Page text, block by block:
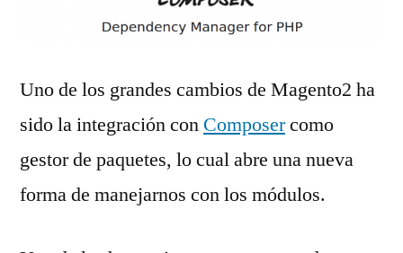
Uno de los grandes cambios de Magento2 ha
sido la integración con Composercomo
gestor de paquetes, lo cual abre una nueva
forma de manejarnos con los módulos.